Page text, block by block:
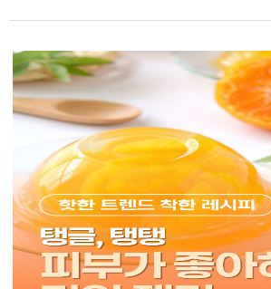
아닌지역에서 생산된 전통 장류를 선택하
물론탄소 발자국까지 줄일 수 있습니다.오늘